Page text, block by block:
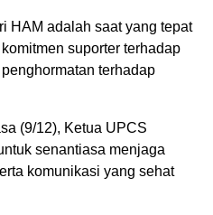
HAM adalah saat yang tepat
suporter terhadap
terhadap
(9/12), Ketua UPCS
senantiasa menjaga
komunikasi yang sehat